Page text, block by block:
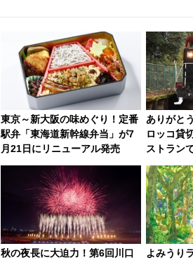
東京～新大阪の味めぐり！定番
駅弁「東海道新幹線弁当」が7
月21日にリニューアル発売
ありがと
ロッコ貸
ストラン
斉藤雪乃
く！9月
ツアー」
秋の夜長に大迫力！第6回川口 よみうり